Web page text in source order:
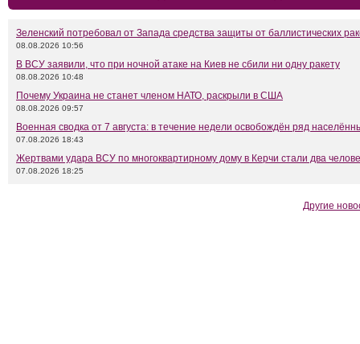
Зеленский потребовал от Запада средства защиты от баллистических
08.08.2026 10:56
В ВСУ заявили, что при ночной атаке на Киев не сбили ни одну ракету
08.08.2026 10:48
Почему Украина не станет членом НАТО, раскрыли в США
08.08.2026 09:57
Военная сводка от 7 августа: в течение недели освобождён ряд
07.08.2026 18:43
Жертвами удара ВСУ по многоквартирному дому в Керчи стали два
07.08.2026 18:25
Другие